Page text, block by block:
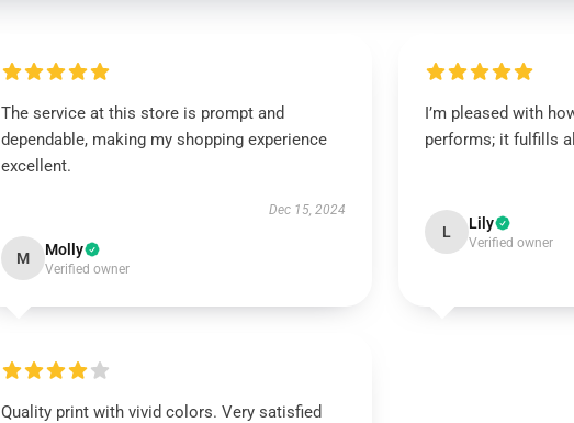
The service at this store is prompt and
dependable, making my shopping experience
excellent.
Dec 15, 2024
M Molly
Verified owner
I’m pleased with
performs; it fulfills
L Lily
Verified owner
Quality print with vivid colors. Very satisfied